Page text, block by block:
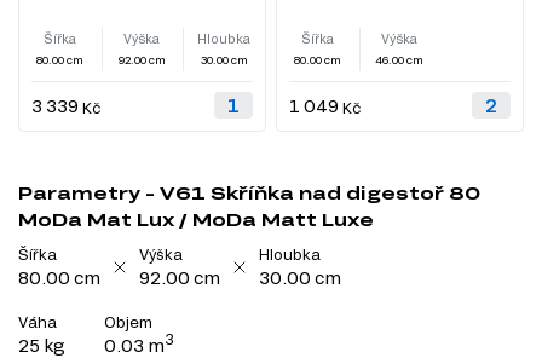
Šířka
80.00 cm
Výška
92.00 cm
Hloubka
30.00 cm
3 339 Kč
Šířka
80.00 cm
Výška
46.00 cm
1 049 Kč
Parametry - V61 Skříňka nad digestoř 80
MoDa Mat Lux / MoDa Matt Luxe
Šířka
80.00 cm
Výška
92.00 cm
Hloubka
30.00 cm
Váha
25 kg
Objem
0.03 m3